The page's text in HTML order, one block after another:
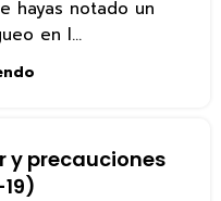
hayas notado un
en l...
y precauciones